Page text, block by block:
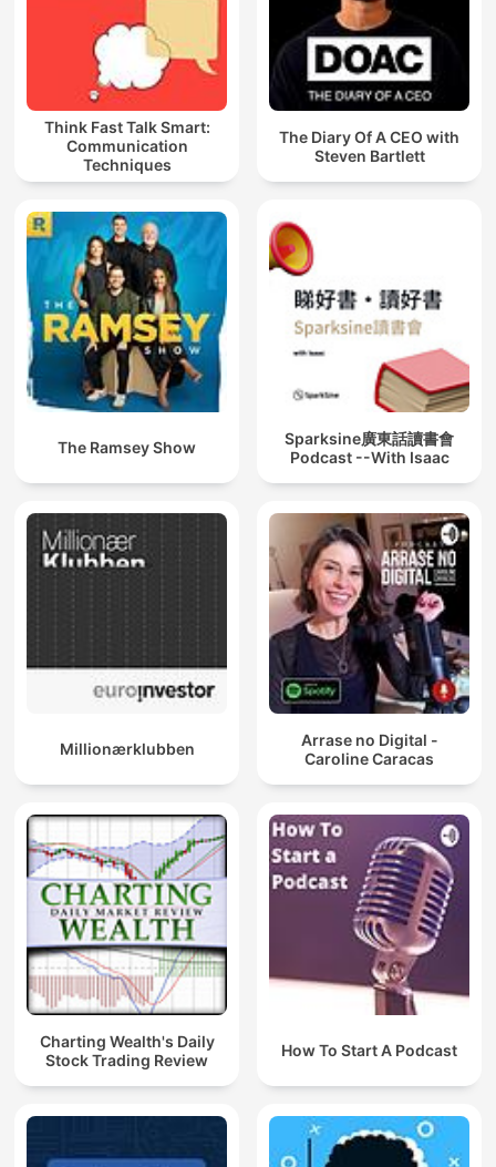
Think Fast Talk Smart:
Communication
Techniques
The Diary Of A CEO with
Steven Bartlett
The Ramsey Show
Sparksine廣東話讀書會
Podcast --With Isaac
Millionærklubben
Arrase no Digital -
Caroline Caracas
Charting Wealth's Daily
Stock Trading Review
How To Start A Podcast